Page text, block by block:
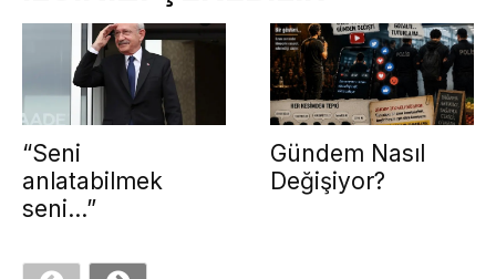
“Seni
anlatabilmek
seni…”
Gündem Nasıl
Değişiyor?